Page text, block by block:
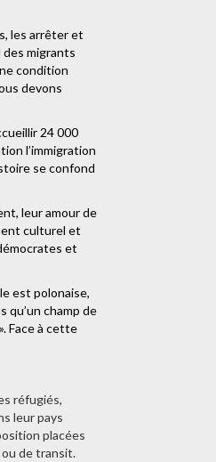
les arrêter et
migrants
condition
devons
24 000
l’immigration
se confond
leur amour de
culturel et
et
est polonaise,
qu’un champ de
Face à cette
réfugiés,
leur pays
placées
ou de transit.